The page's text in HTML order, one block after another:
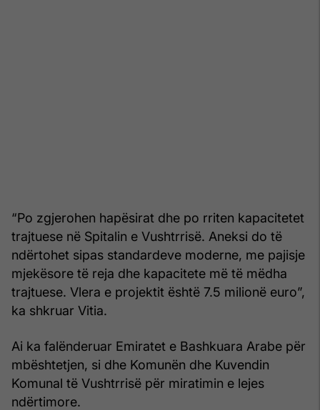
“Po zgjerohen hapësirat dhe po rriten kapacitetet
trajtuese në Spitalin e Vushtrrisë. Aneksi do të
ndërtohet sipas standardeve moderne, me pajisje
mjekësore të reja dhe kapacitete më të mëdha
trajtuese. Vlera e projektit është 7.5 milionë euro”,
ka shkruar Vitia.
Ai ka falënderuar Emiratet e Bashkuara Arabe për
mbështetjen, si dhe Komunën dhe Kuvendin
Komunal të Vushtrrisë për miratimin e lejes
ndërtimore.